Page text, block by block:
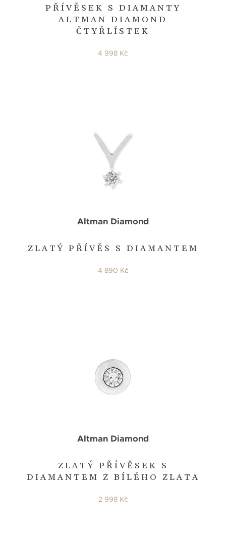
PŘÍVĚSEK S DIAMANTY
ALTMAN DIAMOND
ČTYŘLÍSTEK
4 998 Kč
ZLATÝ PŘÍVĚS S DIAMANTEM
Altman Diamond
4 890 Kč
ZLATÝ PŘÍVĚSEK S
DIAMANTEM Z BÍLÉHO ZLATA
Altman Diamond
2 998 Kč